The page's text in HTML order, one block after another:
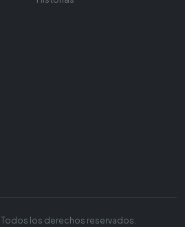
los derechos reservados.